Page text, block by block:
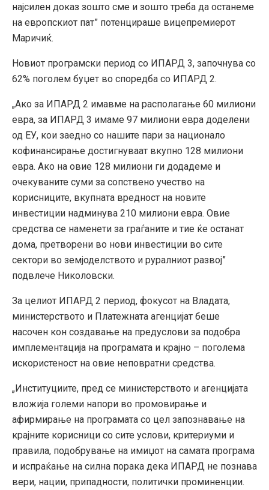
најсилен доказ зошто сме и зошто треба да останеме
на европскиот пат” потенцираше вицепремиерот
Маричиќ.
Новиот програмски период со ИПАРД 3, започнува со
62% поголем буџет во споредба со ИПАРД 2.
„Ако за ИПАРД 2 имавме на располагање 60 милиони
евра, за ИПАРД 3 имаме 97 милиони евра доделени
од ЕУ, кои заедно со нашите пари за национало
кофинансирање достигнуваат вкупно 128 милиони
евра. Ако на овие 128 милиони ги додадеме и
очекуваните суми за сопствено учество на
корисниците, вкупната вредност на новите
инвестиции надминува 210 милиони евра. Овие
средства се наменети за граѓаните и тие ќе останат
дома, претворени во нови инвестиции во сите
сектори во земјоделството и руралниот развој”
подвлече Николовски.
За целиот ИПАРД 2 период, фокусот на Владата,
министерството и Платежната агенцијат беше
насочен кон создавање на предуслови за подобра
имплементација на програмата и крајно – поголема
искористеност на овие неповратни средства.
„Институциите, пред се министерството и агенцијата
вложија големи напори во промовирање и
афирмирање на програмата со цел запознавање на
крајните корисници со сите услови, критериуми и
правила, подобрување на имиџот на самата програма
и испраќање на силна порака дека ИПАРД не познава
вери, нации, припадности, политички проминенции.